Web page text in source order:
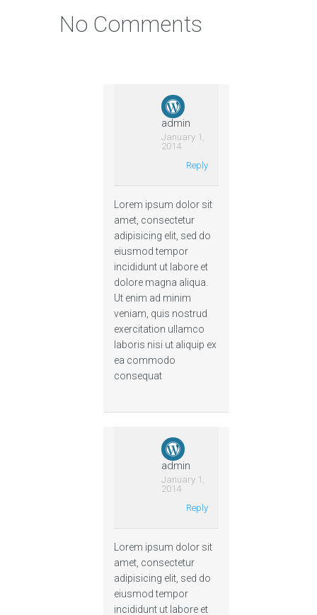
No Comments
admin
January 1,
2014
Reply
Lorem ipsum dolor sit
amet, consectetur
adipisicing elit, sed do
eiusmod tempor
incididunt ut labore et
dolore magna aliqua.
Ut enim ad minim
veniam, quis nostrud
exercitation ullamco
laboris nisi ut aliquip ex
ea commodo
consequat
admin
January 1,
2014
Reply
Lorem ipsum dolor sit
amet, consectetur
adipisicing elit, sed do
eiusmod tempor
incididunt ut labore et